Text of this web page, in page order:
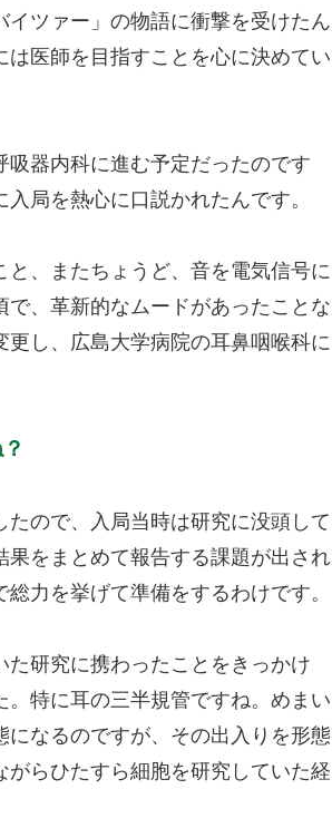
ツァー」の物語に衝撃を受けたん
医師を目指すことを心に決めてい
器内科に進む予定だったのです
局を熱心に口説かれたんです。
、またちょうど、音を電気信号に
、革新的なムードがあったことな
し、広島大学病院の耳鼻咽喉科に
ので、入局当時は研究に没頭して
をまとめて報告する課題が出され
力を挙げて準備をするわけです。
研究に携わったことをきっかけ
特に耳の三半規管ですね。めまい
なるのですが、その出入りを形態
らひたすら細胞を研究していた経